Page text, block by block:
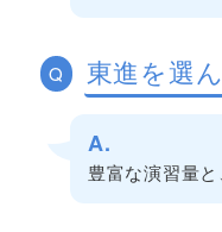
Q 東進を選
A.
豊富な演習量と